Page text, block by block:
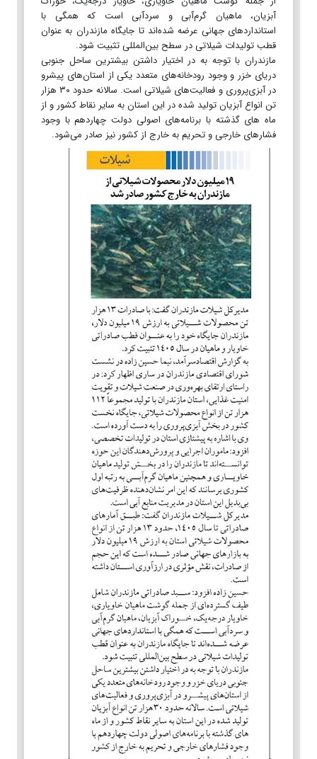
آبزیان، ماهیان گرم‌آبی و سردآبی است که همگی با
استانداردهای جهانی عرضه شده‌اند تا جایگاه مازندران به عنوان
قطب تولیدات شیلاتی در سطح بین‌المللی تثبیت شود.
مازندران با توجه به در اختیار داشتن بیشترین ساحل جنوبی
دریای خزر و وجود رودخانه‌های متعدد یکی از استان‌های پیشرو
در آبزی‌پروری و فعالیت‌های شیلاتی است. سالانه حدود ۳۰ هزار
تن انواع آبزیان تولید شده در این استان به سایر نقاط کشور و از
ماه های گذشته با برنامه‌های اصولی دولت چهاردهم با وجود
فشارهای خارجی و تحریم به خارج از کشور نیز صادر می‌شود.